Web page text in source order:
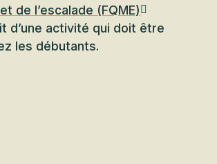
de l’escalade (FQME)
d’une activité qui doit être
les débutants.